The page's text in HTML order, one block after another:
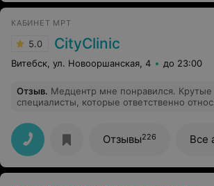
КАБИНЕТ МРТ
5.0 CityClinic
Витебск, ул. Новооршанская, 4 до 23:00
Отзыв. Медцентр мне понравился. Крутые
специалисты, которые ответственно
вопросы. Спасибо!
Отзывы226 Все